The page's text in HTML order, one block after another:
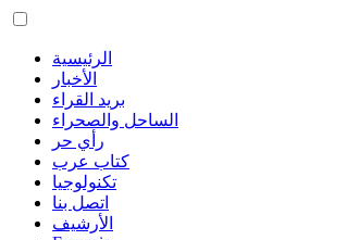
الرئيسية
الأخبار
بريد القراء
الساحل والصحراء
رأي حر
كتاب عرب
تكنولوجيا
اتصل بنا
الأرشيف